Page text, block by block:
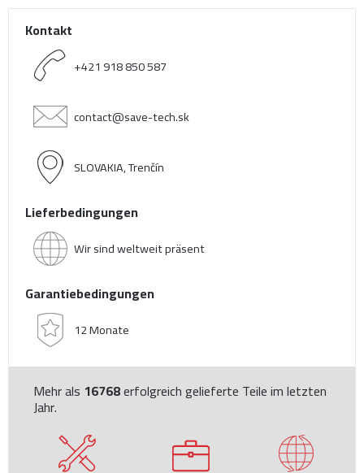
Kontakt
+421 918 850 587
contact@save-tech.sk
SLOVAKIA, Trenčín
Lieferbedingungen
Wir sind weltweit präsent
Garantiebedingungen
12 Monate
Mehr als 16768erfolgreich gelieferte Teile im letzten
Jahr.